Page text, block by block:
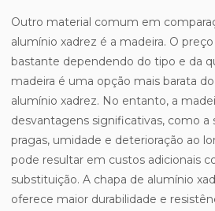
Outro material comum em
alumínio xadrez é a madeira. O
bastante dependendo do tipo e da
madeira é uma opção mais barata
alumínio xadrez. No entanto, a
desvantagens significativas, como a
pragas, umidade e deterioração ao
pode resultar em custos adicionais
substituição. A chapa de alumínio
oferece maior durabilidade e